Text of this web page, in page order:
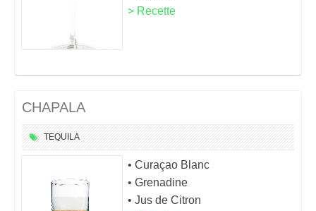
> Recette
CHAPALA
TEQUILA
• Curaçao Blanc
• Grenadine
• Jus de Citron